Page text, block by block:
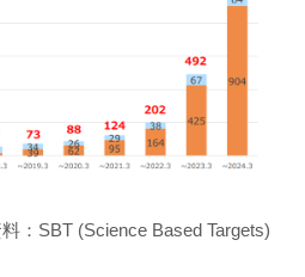
：SBT (Science Based Targets)